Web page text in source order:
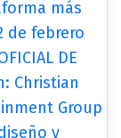
más
de febrero
DE
Christian
Group
y